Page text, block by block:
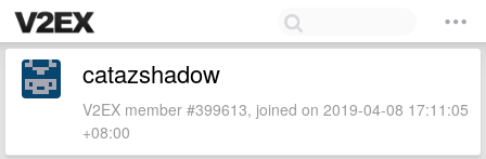
catazshadow
V2EX member #399613, joined on 2019-04-08 17:11:05
+08:00